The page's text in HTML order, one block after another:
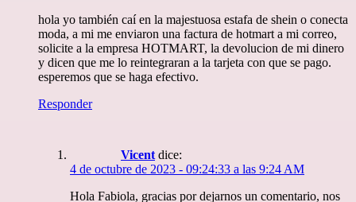
hola yo también caí en la majestuosa estafa de shein o conecta
moda, a mi me enviaron una factura de hotmart a mi correo,
solicite a la empresa HOTMART, la devolucion de mi dinero
y dicen que me lo reintegraran a la tarjeta con que se pago.
esperemos que se haga efectivo.
Responder
Vicent dice:
4 de octubre de 2023 - 09:24:33 a las 9:24 AM
Hola Fabiola, gracias por dejarnos un comentario, nos